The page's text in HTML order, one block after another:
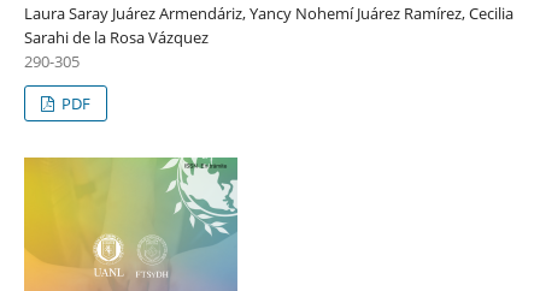
Laura Saray Juárez Armendáriz, Yancy Nohemí Juárez Ramírez, Cecilia
Sarahi de la Rosa Vázquez
290-305
PDF